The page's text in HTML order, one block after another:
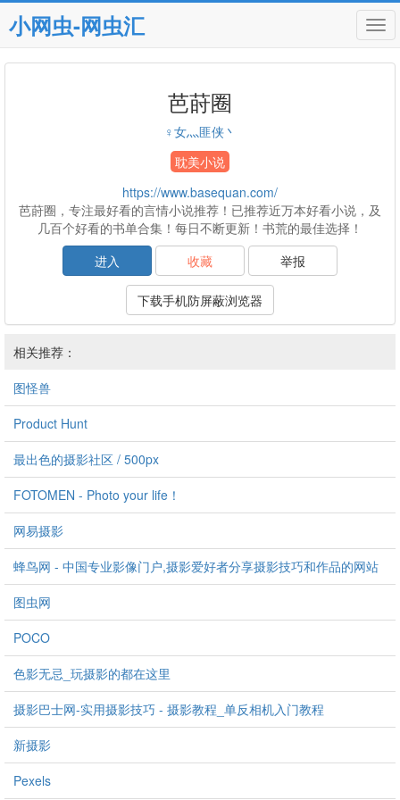
小网虫-网虫汇
芭莳圈
♀女灬匪侠丶
耽美小说
https://www.basequan.com/
芭莳圈，专注最好看的言情小说推荐！已推荐近万本好看小说，及
几百个好看的书单合集！每日不断更新！书荒的最佳选择！
进入
收藏 举报
下载手机防屏蔽浏览器
相关推荐：
图怪兽
Product Hunt
最出色的摄影社区 / 500px
FOTOMEN - Photo your life！
网易摄影
蜂鸟网 - 中国专业影像门户,摄影爱好者分享摄影技巧和作品的网站
图虫网
POCO
色影无忌_玩摄影的都在这里
摄影巴士网-实用摄影技巧 - 摄影教程_单反相机入门教程
新摄影
Pexels